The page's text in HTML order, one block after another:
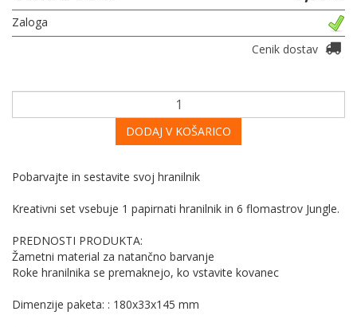
Zaloga
Cenik dostav
DODAJ V KOŠARICO
Pobarvajte in sestavite svoj hranilnik
Kreativni set vsebuje 1 papirnati hranilnik in 6 flomastrov Jungle.
PREDNOSTI PRODUKTA:
Žametni material za natančno barvanje
Roke hranilnika se premaknejo, ko vstavite kovanec
Dimenzije paketa: : 180x33x145 mm